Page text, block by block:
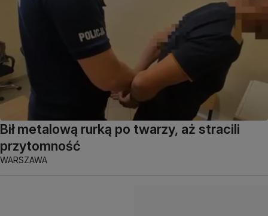
Bił metalową rurką po twarzy, aż stracili
przytomność
WARSZAWA